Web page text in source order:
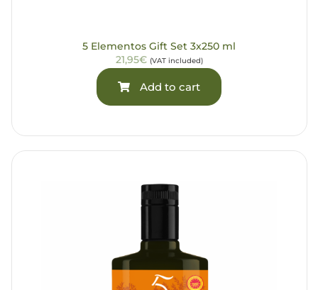
5 Elementos Gift Set 3x250 ml
21,95€ (VAT included)
Add to cart